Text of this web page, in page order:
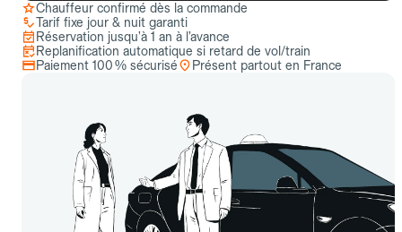
Chauffeur confirmé dès la commande
Tarif fixe jour & nuit garanti
Réservation jusqu’à 1 an à l’avance
Replanification automatique si retard de vol/train
Paiement 100 % sécurisé
Présent partout en France